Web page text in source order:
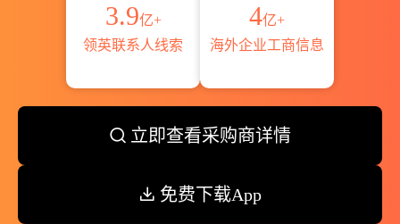
3.9亿+
领英联系人线索
4亿+
海外企业工商信息
立即查看采购商详情
免费下载App